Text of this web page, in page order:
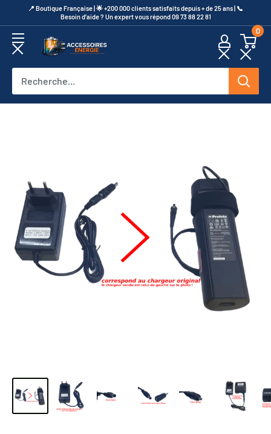
au
contenu
​📍​ Boutique Française | 🌟 +200 000 clients satisfaits depuis + de 25 ans | 📞​
Besoin d’aide ? Un expert vous répond 09 73 88 22 81
Accessoires
0